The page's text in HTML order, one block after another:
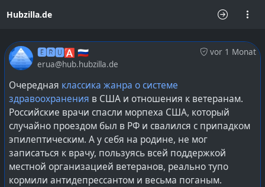
Hubzilla.de
vor 1 Monat
🅴🆁🆄🅰 🇷🇺
erua@hub.hubzilla.de
Очередная классика жанра о системе
здравоохранения в США и отношения к ветеранам.
Российские врачи спасли морпеха США, который
случайно проездом был в РФ и свалился с припадком
эпилептическим. А у себя на родине, не мог
записаться к врачу, пользуясь всей поддержкой
местной организацией ветеранов, реально тупо
кормили антидепрессантом и весьма поганым.